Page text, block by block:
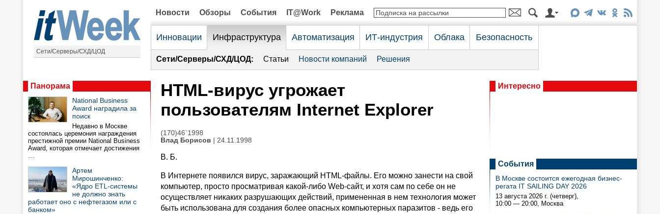
Сети/Серверы/СХД/ЦОД
Новости Обзоры События IT@Work Реклама
Инновации Инфраструктура Автоматизация ИТ-индустрия Облака Безопасность
Сети/Серверы/СХД/ЦОД: Статьи Новости компаний Решения
Панорама
National Business
Award наградила за
поиск
Недавно в Москве
состоялась церемония награждения
престижной премии National Business
Award, которая отмечает достижения
…
Артем
Мирошинченко:
«Ядро ETL-системы
не должно знать
работает оно с нефтегазом или с
банком»
HTML-вирус угрожает
пользователям Internet Explorer
(170)46`1998
Влад Борисов | 24.11.1998
В. Б.
В Интернете появился вирус, заражающий HTML-файлы. Его можно занести на свой
компьютер, просто просматривая какой-либо Web-сайт, и хотя сам по себе он не
осуществляет никаких разрушающих действий, примененная в нем технология может
быть использована для создания более опасных компьютерных паразитов - ведь его
Интересно
События
В Москве состоится ежегодная бизнес-
регата IT SAILING DAY 2026
13 августа 2026 г. (четверг),
10:00 — 20:00, Москва